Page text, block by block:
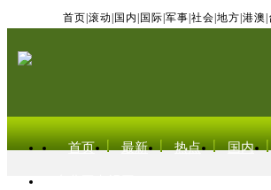
首页 滚动 国内 国际 军事 社会 地方 港澳
首页 最新 热点 国内